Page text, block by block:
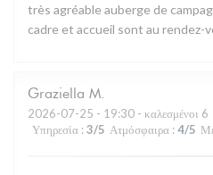
très agréable auberge de
cadre et accueil sont au rendez-
Graziella M
2026-07-25 - 19:30 - καλεσμένοι 6
Υπηρεσία : 3/5 Ατμόσφαιρα : 4/5